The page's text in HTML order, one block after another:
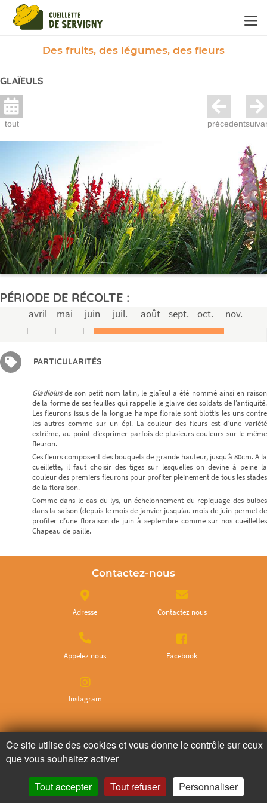
Des fruits, des légumes, des fleurs
GLAÏEULS
tout précedent
PÉRIODE DE RÉCOLTE :
avril mai juin juil. août sept. oct. nov.
PARTICULARITÉS
Gladiolusde son petit nom latin, le glaïeul a été nommé ainsi en raison
de la forme de ses feuilles qui rappelle le glaive des soldats de l’antiquité.
Les fleurons issus de la longue hampe florale sont blottis les uns contre
les autres comme sur un épi. La couleur des fleurs est d’une variété
extrême, au point d’exprimer parfois de plusieurs couleurs sur le même
fleuron.
Ces fleurs composent des bouquets de grande hauteur, jusqu’à 80cm. A la
cueillette, il faut choisir des tiges sur lesquelles on devine à peine la
couleur des premiers fleurons pour profiter pleinement de tous les stades
de la floraison.
Comme dans le cas du lys, un échelonnement du repiquage des bulbes
dans la saison (depuis le mois de janvier jusqu’au mois de juin permet de
profiter d’une floraison de juin à septembre comme sur nos cueillettes
Chapeau de paille.
Contactez-nous
Adresse Contactez nous
Appelez nous Facebook
Instagram
Abonnez-vous à notre newsletter
Panneau de gestion des cookies
Ce site utilise des cookies et vous donne le contrôle sur ceux
que vous souhaitez activer
Tout accepter Tout refuser Personnaliser